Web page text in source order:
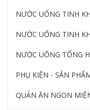
NƯỚC UỐNG TINH
NƯỚC UỐNG TINH
NƯỚC UỐNG TỔNG
PHỤ KIỆN - SẢN
QUÁN ĂN NGON